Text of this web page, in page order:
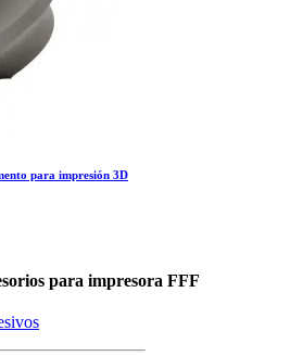
para impresión 3D
para impresora FFF